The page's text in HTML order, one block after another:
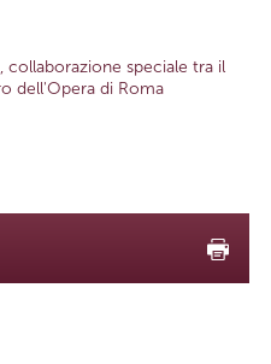
speciale tra il
dell'Opera di Roma